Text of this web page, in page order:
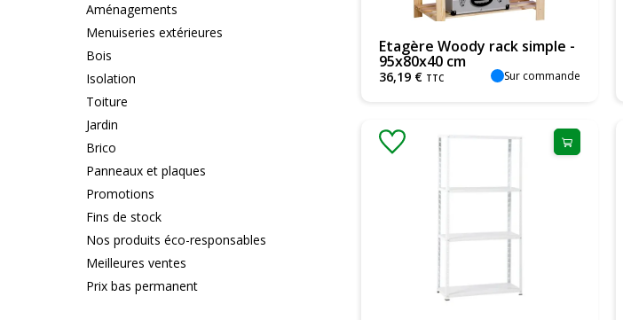
Aménagements
Menuiseries extérieures
Bois
Isolation
Toiture
Jardin
Brico
Panneaux et plaques
Promotions
Fins de stock
Nos produits éco-responsables
Meilleures ventes
Prix bas permanent
Etagère Woody rack simple -
95x80x40 cm
36,19 € TTC Sur commande